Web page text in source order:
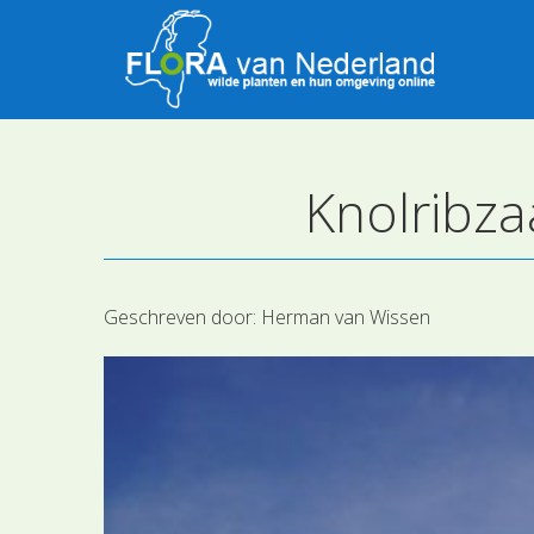
Geschreven door: Herman van Wissen